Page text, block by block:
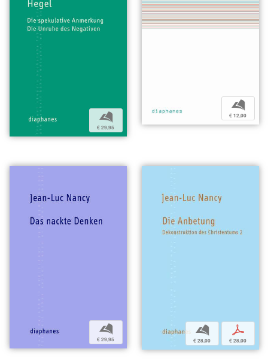
b
€ 29,95
b
€ 12,00
b
€ 29,95
b
€ 28,00
p
€ 28,00